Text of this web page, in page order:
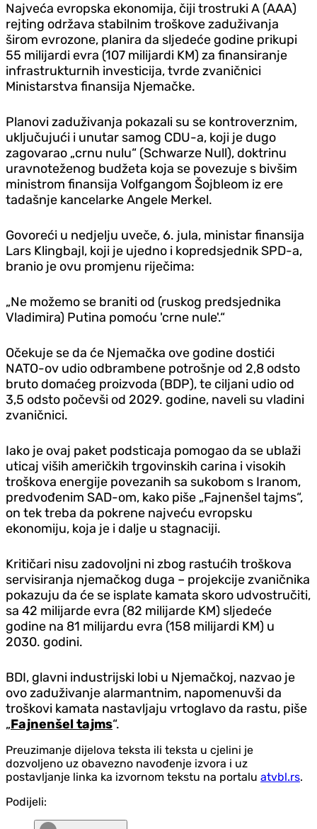
Najveća evropska ekonomija, čiji trostruki A (AAA)
rejting održava stabilnim troškove zaduživanja
širom evrozone, planira da sljedeće godine prikupi
55 milijardi evra (107 milijardi KM) za finansiranje
infrastrukturnih investicija, tvrde zvaničnici
Ministarstva finansija Njemačke.
Planovi zaduživanja pokazali su se kontroverznim,
uključujući i unutar samog CDU-a, koji je dugo
zagovarao „crnu nulu“ (Schwarze Null), doktrinu
uravnoteženog budžeta koja se povezuje s bivšim
ministrom finansija Volfgangom Šojbleom iz ere
tadašnje kancelarke Angele Merkel.
Govoreći u ned‌jelju uveče, 6. jula, ministar finansija
Lars Klingbajl, koji je ujedno i kopredsjednik SPD-a,
branio je ovu promjenu riječima:
„Ne možemo se braniti od (ruskog predsjednika
Vladimira) Putina pomoću 'crne nule'.“
Očekuje se da će Njemačka ove godine dostići
NATO-ov udio odbrambene potrošnje od 2,8 odsto
bruto domaćeg proizvoda (BDP), te ciljani udio od
3,5 odsto počevši od 2029. godine, naveli su vladini
zvaničnici.
Iako je ovaj paket podsticaja pomogao da se ublaži
uticaj viših američkih trgovinskih carina i visokih
troškova energije povezanih sa sukobom s Iranom,
predvođenim SAD-om, kako piše „Fajnenšel tajms“,
on tek treba da pokrene najveću evropsku
ekonomiju, koja je i dalje u stagnaciji.
Kritičari nisu zadovoljni ni zbog rastućih troškova
servisiranja njemačkog duga – projekcije zvaničnika
pokazuju da će se isplate kamata skoro udvostručiti,
sa 42 milijarde evra (82 milijarde KM) sljedeće
godine na 81 milijardu evra (158 milijardi KM) u
2030. godini.
BDI, glavni industrijski lobi u Njemačkoj, nazvao je
ovo zaduživanje alarmantnim, napomenuvši da
troškovi kamata nastavljaju vrtoglavo da rastu, piše
„Fajnenšel tajms“.
Preuzimanje dijelova teksta ili teksta u cjelini je
dozvoljeno uz obavezno navođenje izvora i uz
postavljanje linka ka izvornom tekstu na portalu atvbl.rs.
Podijeli: